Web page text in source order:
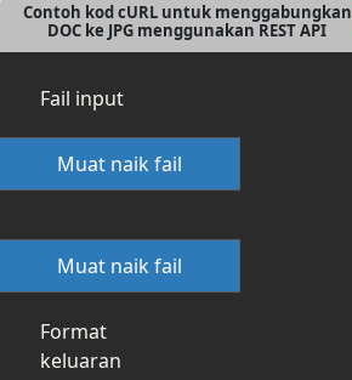
Contoh kod cURL untuk menggabungkan
DOC ke JPG menggunakan REST API
Fail input
Muat naik fail
Muat naik fail
Format
keluaran